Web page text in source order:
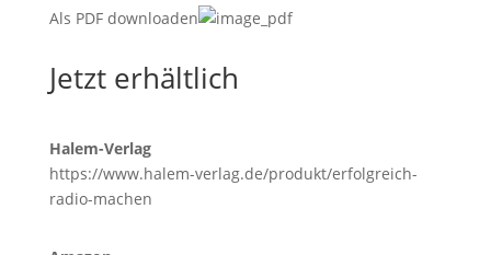
Als PDF downloaden
Jetzt erhältlich
Halem-Verlag
https://www.halem-verlag.de/produkt/erfolgreich-
radio-machen